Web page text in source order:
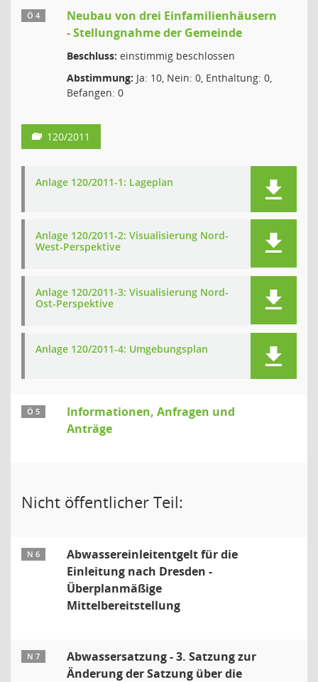
Ö 4
Neubau von drei Einfamilienhäusern
- Stellungnahme der Gemeinde
Beschluss: einstimmig beschlossen
Abstimmung: Ja: 10, Nein: 0, Enthaltung: 0,
Befangen: 0
120/2011
Anlage 120/2011-1: Lageplan
Anlage 120/2011-2: Visualisierung Nord-
West-Perspektive
Anlage 120/2011-3: Visualisierung Nord-
Ost-Perspektive
Anlage 120/2011-4: Umgebungsplan
Ö 5
Informationen, Anfragen und
Anträge
Nicht öffentlicher Teil:
N 6
Abwassereinleitentgelt für die
Einleitung nach Dresden -
Überplanmäßige
Mittelbereitstellung
N 7
Abwassersatzung - 3. Satzung zur
Änderung der Satzung über die